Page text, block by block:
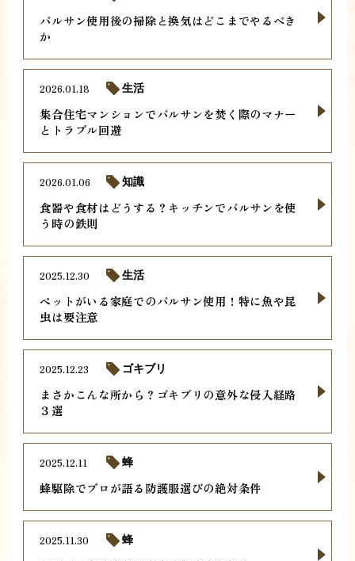
バルサン使用後の掃除と換気はどこまでやるべき
か
集合住宅マンションでバルサンを焚く際のマナー
とトラブル回避
2026.01.18 生活
食器や食材はどうする？キッチンでバルサンを使
う時の鉄則
2026.01.06 知識
ペットがいる家庭でのバルサン使用！特に魚や昆
虫は要注意
2025.12.30 生活
まさかこんな所から？ゴキブリの意外な侵入経路
３選
2025.12.23 ゴキブリ
蜂駆除でプロが語る防護服選びの絶対条件
2025.12.11 蜂
2025.11.30 蜂